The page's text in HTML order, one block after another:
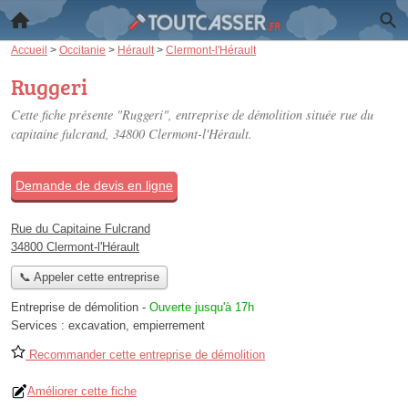
Accueil > Occitanie > Hérault > Clermont-l'Hérault
Ruggeri
Cette fiche présente "Ruggeri", entreprise de démolition située rue du
capitaine fulcrand, 34800 Clermont-l'Hérault.
Demande de devis en ligne
Rue du Capitaine Fulcrand
34800 Clermont-l'Hérault
📞 Appeler cette entreprise
Entreprise de démolition - Ouverte jusqu'à 17h
Services : excavation, empierrement
Recommander cette entreprise de démolition
Améliorer cette fiche